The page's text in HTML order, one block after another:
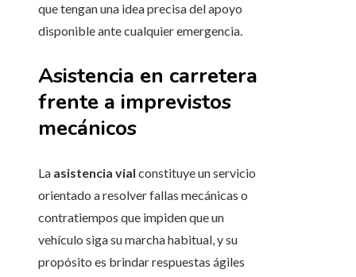
que tengan una idea precisa del apoyo
disponible ante cualquier emergencia.
Asistencia en carretera
frente a imprevistos
mecánicos
La asistencia vial constituye un servicio
orientado a resolver fallas mecánicas o
contratiempos que impiden que un
vehículo siga su marcha habitual, y su
propósito es brindar respuestas ágiles